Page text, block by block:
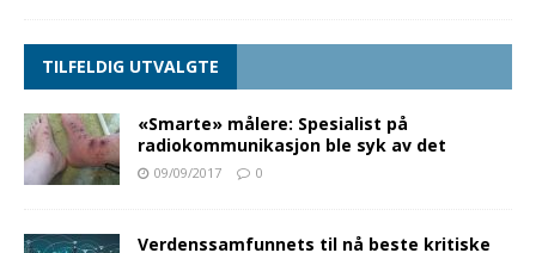
TILFELDIG UTVALGTE
«Smarte» målere: Spesialist på
radiokommunikasjon ble syk av det
09/09/2017 0
Verdenssamfunnets til nå beste kritiske